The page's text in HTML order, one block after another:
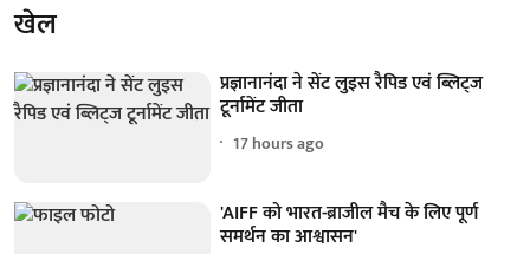
खेल
प्रज्ञानानंदा ने सेंट लुइस रैपिड एवं ब्लिट्ज
टूर्नामेंट जीता
17 hours ago
'AIFF को भारत-ब्राजील मैच के लिए पूर्ण
समर्थन का आश्वासन'